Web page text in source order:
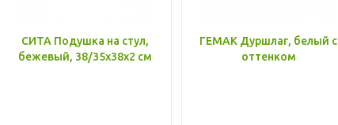
СИТА Подушка на стул,
бежевый, 38/35x38x2 см
ГЕМАК Дуршлаг, белый с
оттенком